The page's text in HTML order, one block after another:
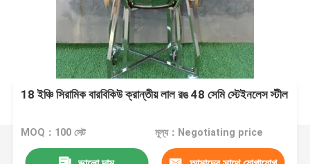
18 ইঞ্চি সিরামিক বারবিকিউ ক্রান্তীয় লাল রঙ 48 সেমি স্টেইনলেস স্টীল
MOQ：100 সেট মূল্য：Negotiating price